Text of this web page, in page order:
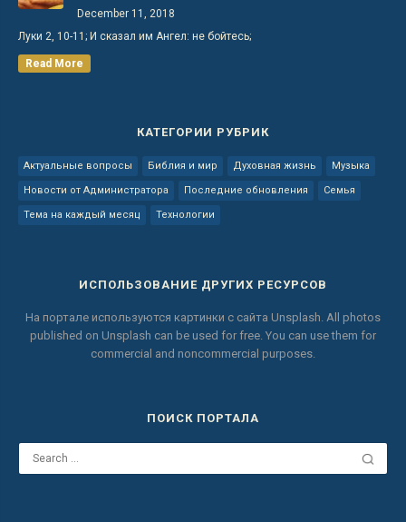
December 11, 2018
Луки 2, 10-11; И сказал им Ангел: не бойтесь;
Read More
КАТЕГОРИИ РУБРИК
Актуальные вопросы Библия и мир Духовная жизнь Музыка
Новости от Администратора Последние обновления Семья
Тема на каждый месяц Технологии
ИСПОЛЬЗОВАНИЕ ДРУГИХ РЕСУРСОВ
На портале используются картинки с сайта Unsplash. All photos
published on Unsplash can be used for free. You can use them for
commercial and noncommercial purposes.
ПОИСК ПОРТАЛА